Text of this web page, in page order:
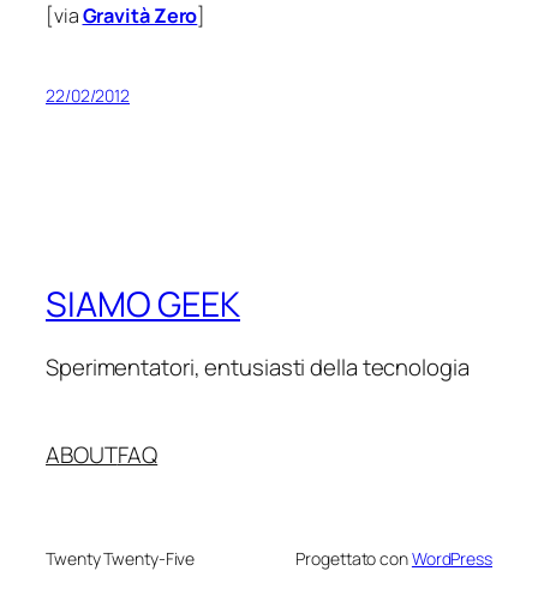
[viaGravità Zero]
22/02/2012
SIAMO GEEK
Sperimentatori, entusiasti della tecnologia
ABOUTFAQ
Twenty Twenty-Five Progettato conWordPress